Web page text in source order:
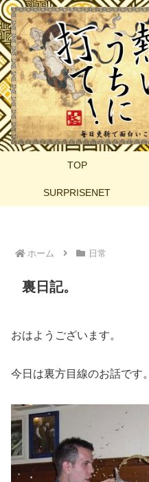
TOP
SURPRISENET
ホーム 日常
裏日記。
おはようございます。
今日は裏方目線のお話です。